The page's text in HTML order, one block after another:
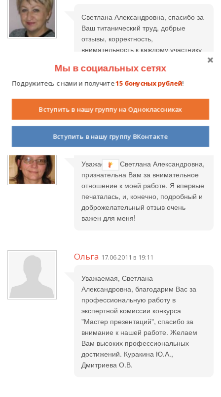
Светлана Александровна, спасибо за
Ваш титанический труд, добрые
отзывы, корректность,
внимательность к каждому участнику
отдыха, бодрости и до встречи в
новом учебном году!
Svetlana Nikolaevna
Уважаемая Светлана Александровна,
признательна Вам за внимательное
отношение к моей работе. Я впервые
печаталась, и, конечно, подробный и
доброжелательный отзыв очень
важен для меня!
Ольга 17.06.2011 в 19:11
Уважаемая, Светлана
Александровна, благодарим Вас за
профессиональную работу в
экспертной комиссии конкурса
"Мастер презентаций", спасибо за
внимание к нашей работе. Желаем
Вам высоких профессиональных
достижений. Куракина Ю.А.,
Дмитриева О.В.
Мы в социальных сетях
Подружитесь с нами и получите15 бонусных рублей!
Вступить в нашу группу на Одноклассниках
Вступить в нашу группу ВКонтакте